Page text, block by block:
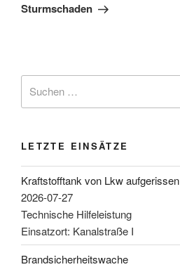
Sturmschaden
LETZTE EINSÄTZE
Kraftstofftank von Lkw aufgerissen
2026-07-27
Technische Hilfeleistung
Einsatzort: Kanalstraße I
Brandsicherheitswache